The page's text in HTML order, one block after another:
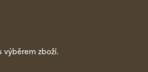
výběrem zboží.